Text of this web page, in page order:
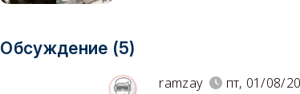
Обсуждение (5)
ramzay
пт, 01/08/